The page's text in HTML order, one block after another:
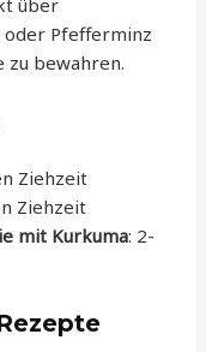
über
Pfefferminz
zu bewahren.
Ziehzeit
Ziehzeit
mit Kurkuma: 2-